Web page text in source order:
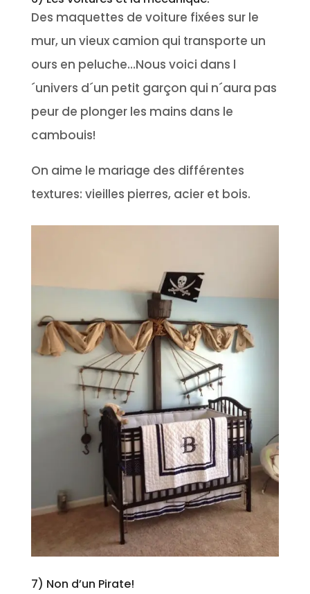
Des maquettes de voiture fixées sur le
mur, un vieux camion qui transporte un
ours en peluche…Nous voici dans l
´univers d´un petit garçon qui n´aura pas
peur de plonger les mains dans le
cambouis!
On aime le mariage des différentes
textures: vieilles pierres, acier et bois.
7) Non d’un Pirate!